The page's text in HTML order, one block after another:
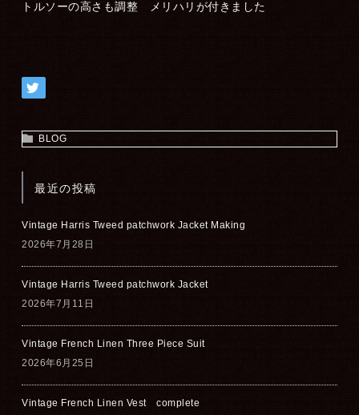
トルソーの高さも調整 メリハリが付きました
BLOG
最近の投稿
Vintage Harris Tweed patchwork Jacket Making
2026年7月28日
Vintage Harris Tweed patchwork Jacket
2026年7月11日
Vintage French Linen Three Piece Suit
2026年6月25日
Vintage French Linen Vest complete